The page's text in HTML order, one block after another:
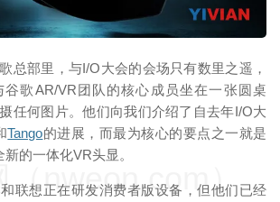
总部里，与I/O大会的会场只有数里之遥，
谷歌AR/VR团队的核心成员坐在一张圆桌
任何图片。他们向我们介绍了自去年I/O大
Tango的进展，而最为核心的要点之一就是
的一体化VR头显。
联想正在研发消费者版设备，但他们已经
（nweon.com）